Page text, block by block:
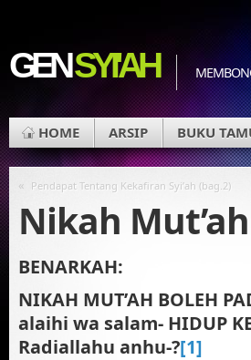
GENSYI'AH
HOME ARSIP BUKU
« Pendapat Tentang Kekafiran Syi’ah (bag.2)
Nikah Mut’ah
BENARKAH:
NIKAH MUT’AH BOLEH
alaihi wa salam- HIDUP
Radiallahu anhu-?[1]